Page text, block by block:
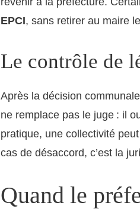
EPCI, sans retirer au maire
Le contrôle de
Après la décision
ne remplace pas le juge : il
pratique, une collectivité
cas de désaccord, c’est la
Quand le